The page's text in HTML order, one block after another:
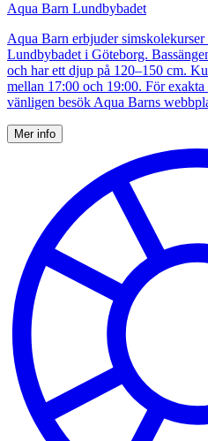
Aqua Barn Lundbybadet
Aqua Barn erbjuder
Lundbybadet i Göteborg.
och har ett djup på 120–150 cm.
mellan 17:00 och 19:00. För
vänligen besök Aqua Barns
Mer info